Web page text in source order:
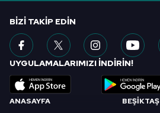
ANASAYFA
BEŞİKTAŞ
BIZI TAKIP EDIN
UYGULAMALARIMIZI İNDİRİN!